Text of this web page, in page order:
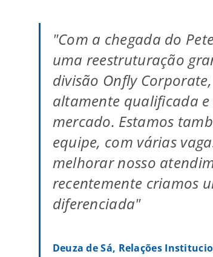
"Com a chegada do
uma reestruturação
divisão Onfly
altamente qualificada e
mercado. Estamos
equipe, com várias
melhorar nosso
recentemente criamos
diferenciada"
Deuza de Sá, Relações